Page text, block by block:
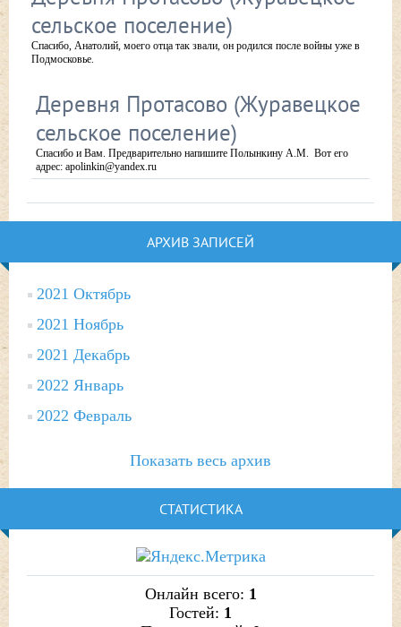
сельское поселение)
Спасибо, Анатолий, моего отца так звали, он родился после войны уже в
Подмосковье.
Деревня Протасово (Журавецкое
сельское поселение)
Спасибо и Вам. Предварительно напишите Полынкину А.М. Вот его
адрес: apolinkin@yandex.ru
АРХИВ ЗАПИСЕЙ
2021 Октябрь
2021 Ноябрь
2021 Декабрь
2022 Январь
2022 Февраль
Показать весь архив
СТАТИСТИКА
Онлайн всего: 1
Гостей: 1